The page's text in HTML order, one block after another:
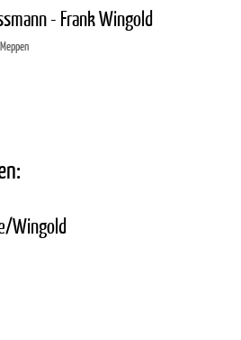
- Frank Wingold
Wingold